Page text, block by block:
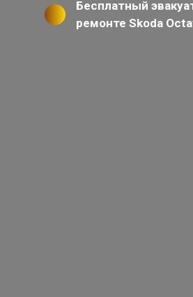
Бесплатный
ремонте Skoda